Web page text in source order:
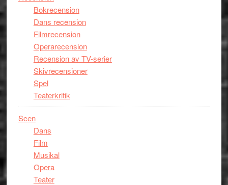
Bokrecension
Dans recension
Filmrecension
Operarecension
Recension av TV-serier
Skivrecensioner
Spel
Teaterkritik
Scen
Dans
Film
Musikal
Opera
Teater